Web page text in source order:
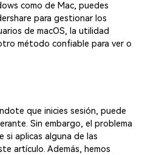
como de Mac, puedes
para gestionar los
de macOS, la utilidad
método confiable para ver o
que inicies sesión, puede
Sin embargo, el problema
si aplicas alguna de las
artículo. Además, hemos